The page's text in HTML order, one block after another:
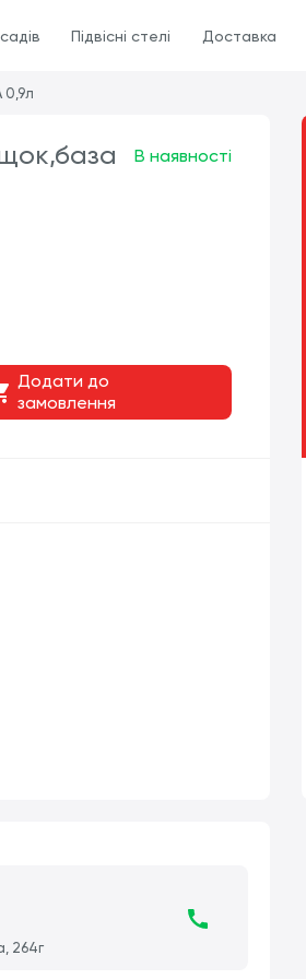
Підвісні стелі Доставка
0,9л
В наявності
Додати до
замовлення
264г